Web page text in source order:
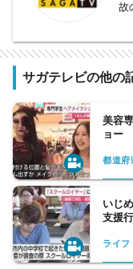
故
サガテレビの他の
美容
ョー
都道府
いじ
支援
ライフ